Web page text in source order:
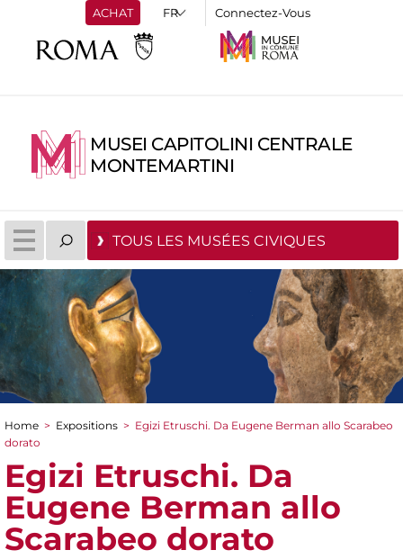
ACHAT Connectez-Vous
MUSEI CAPITOLINI CENTRALE
MONTEMARTINI
TOUS LES MUSÉES CIVIQUES
You are here
Home > Expositions > Egizi Etruschi. Da Eugene Berman allo Scarabeo
dorato
Egizi Etruschi. Da
Eugene Berman allo
Scarabeo dorato